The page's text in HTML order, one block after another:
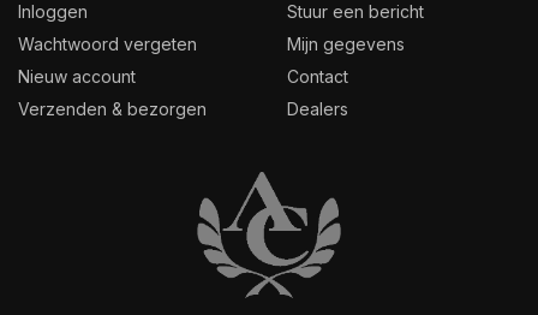
Inloggen
Wachtwoord vergeten
Nieuw account
Verzenden & bezorgen
Stuur een bericht
Mijn gegevens
Contact
Dealers